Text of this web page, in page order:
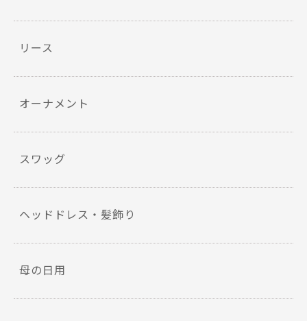
リース
オーナメント
スワッグ
ヘッドドレス・髪飾り
母の日用